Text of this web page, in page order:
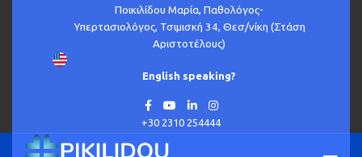
Ποικιλίδου Μαρία, Παθολόγος-
Υπερτασιολόγος, Τσιμισκή 34, Θεσ/νίκη (Στάση
Αριστοτέλους)
English speaking?
+30 2310 254444